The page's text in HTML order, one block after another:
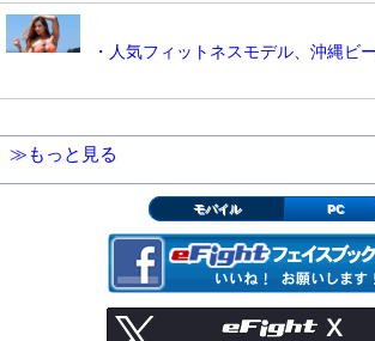
・人気フィットネスモデル、沖縄ビ
≫もっと見る
モバイル PC